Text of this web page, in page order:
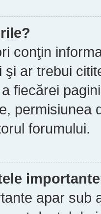
conţin
ar trebui
fiecărei
permisiunea
forumului.
apar sub